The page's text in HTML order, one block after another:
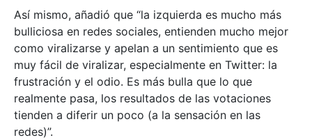
Así mismo, añadió que “la izquierda es mucho más
bulliciosa en redes sociales, entienden mucho mejor
como viralizarse y apelan a un sentimiento que es
muy fácil de viralizar, especialmente en Twitter: la
frustración y el odio. Es más bulla que lo que
realmente pasa, los resultados de las votaciones
tienden a diferir un poco (a la sensación en las
redes)”.